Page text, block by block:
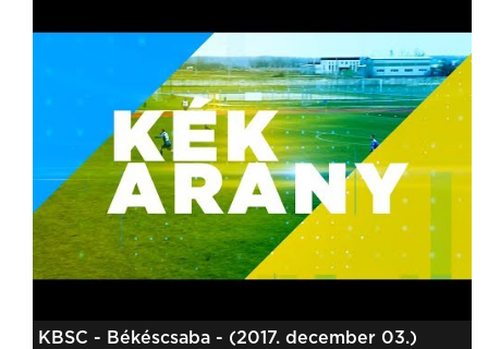
KBSC - Békéscsaba - (2017. december 03.)